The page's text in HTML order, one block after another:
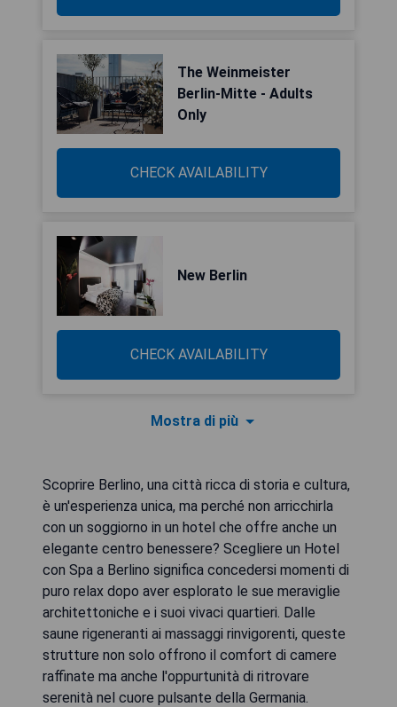
The Weinmeister
Berlin-Mitte - Adults
Only
CHECK AVAILABILITY
New Berlin
CHECK AVAILABILITY
Mostra di più
Scoprire Berlino, una città ricca di storia e cultura,
è un'esperienza unica, ma perché non arricchirla
con un soggiorno in un hotel che offre anche un
elegante centro benessere? Scegliere un Hotel
con Spa a Berlino significa concedersi momenti di
puro relax dopo aver esplorato le sue meraviglie
architettoniche e i suoi vivaci quartieri. Dalle
saune rigeneranti ai massaggi rinvigorenti, queste
strutture non solo offrono il comfort di camere
raffinate ma anche l'oppurtunità di ritrovare
serenità nel cuore pulsante della Germania.